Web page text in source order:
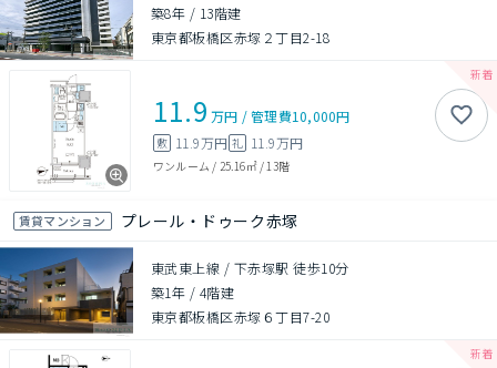
築8年 / 13階建
東京都板橋区赤塚２丁目2-18
11.9 万円 /管理費10,000円
敷 11.9万円 礼 11.9万円
ワンルーム / 25.16㎡/ 13階
賃貸マンション プレール・ドゥーク赤塚
東武東上線 / 下赤塚駅 徒歩10分
築1年 / 4階建
東京都板橋区赤塚６丁目7-20